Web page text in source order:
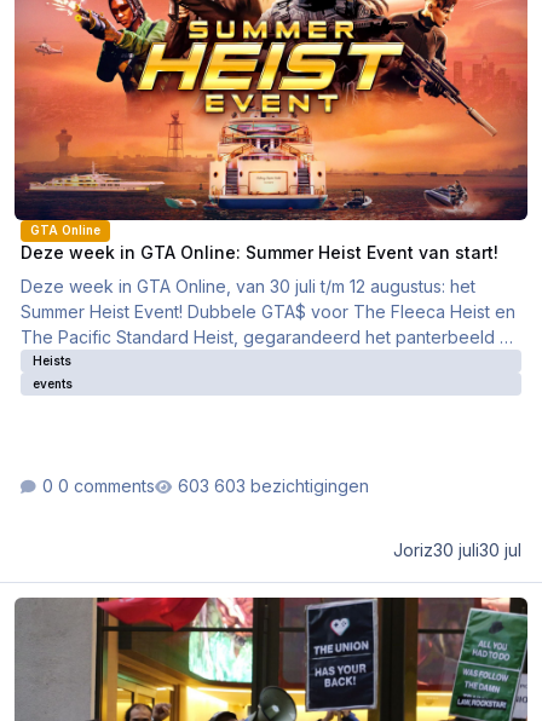
GTA Online
Deze week in GTA Online: Summer Heist Event van start!
Deze week in GTA Online, van 30 juli t/m 12 augustus: het
Summer Heist Event! Dubbele GTA$ voor The Fleeca Heist en
The Pacific Standard Heist, gegarandeerd het panterbeeld op
Cayo Perico, elke week nieuwe schilderijen in The Kortz
Center en een gratis GTA$1.000.000.
Heists
events
0 comments 603 bezichtigingen
Joriz30 juli30 jul
Vakbond zit voor het eerst met Rockstar directie om tafel